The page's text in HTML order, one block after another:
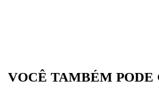
VOCÊ TAMBÉM PODE